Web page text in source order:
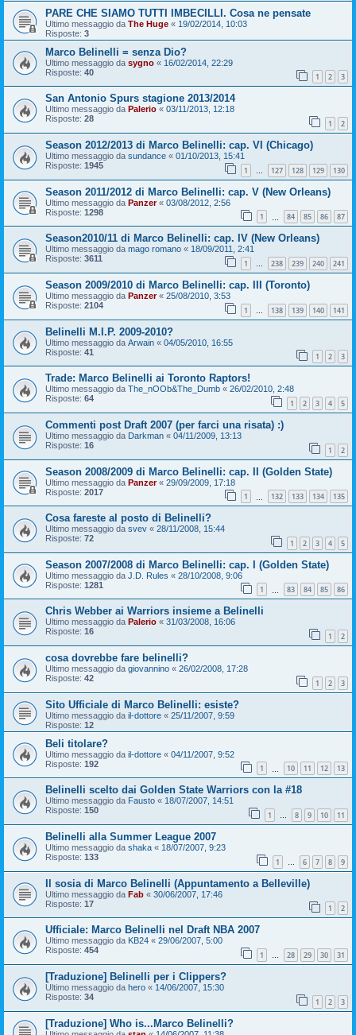
PARE CHE SIAMO TUTTI IMBECILLI. Cosa ne pensate
Ultimo messaggio da The Huge « 19/02/2014, 10:03
Risposte: 3
Marco Belinelli = senza Dio?
Ultimo messaggio da sygno « 16/02/2014, 22:29
Risposte: 40 1 2 3
San Antonio Spurs stagione 2013/2014
Ultimo messaggio da Palerio « 03/11/2013, 12:18
Risposte: 28 1 2
Season 2012/2013 di Marco Belinelli: cap. VI (Chicago)
Ultimo messaggio da sundance « 01/10/2013, 15:41
Risposte: 1945 1 … 127 128 129 130
Season 2011/2012 di Marco Belinelli: cap. V (New Orleans)
Ultimo messaggio da Panzer« 03/08/2012, 2:56
Risposte: 1298 1 84 85 86 87
Season2010/11 di Marco Belinelli: cap. IV (New Orleans)
Ultimo messaggio da mago romano « 18/09/2011, 2:41
Risposte: 3611 1 … 238 239 240 241
Season 2009/2010 di Marco Belinelli: cap. III (Toronto)
Ultimo messaggio da Panzer« 25/08/2010, 3:53
Risposte: 2104 1 … 138 139 140 141
Belinelli M.I.P. 2009-2010?
Ultimo messaggio da Arwain « 04/05/2010, 16:55
Risposte: 41 1 2 3
Trade: Marco Belinelli ai Toronto Raptors!
Ultimo messaggio da The_nOOb&The_Dumb « 26/02/2010, 2:48
Risposte: 64 1 2 3 4 5
Commenti post Draft 2007 (per farci una risata) :)
Ultimo messaggio da Darkman « 04/11/2009, 13:13
Risposte: 16 1 2
Season 2008/2009 di Marco Belinelli: cap. II (Golden State)
Ultimo messaggio da Panzer« 29/09/2009, 17:18
Risposte: 2017 1 132 133 134 135
Cosa fareste al posto di Belinelli?
Ultimo messaggio da svev « 28/11/2008, 15:44
Risposte: 72 1 2 3 4 5
Season 2007/2008 di Marco Belinelli: cap. I (Golden State)
Ultimo messaggio da J.D. Rules « 28/10/2008, 9:06
Risposte: 1281 1 83 84 85 86
Chris Webber ai Warriors insieme a Belinelli
Ultimo messaggio da Palerio « 31/03/2008, 16:06
Risposte: 16 1 2
cosa dovrebbe fare belinelli?
Ultimo messaggio da giovannino « 26/02/2008, 17:28
Risposte: 42 1 2 3
Sito Ufficiale di Marco Belinelli: esiste?
Ultimo messaggio da il-dottore « 25/11/2007, 9:59
Risposte: 12
Beli titolare?
Ultimo messaggio da il-dottore « 04/11/2007, 9:52
Risposte: 192 1 10 11 12 13
Belinelli scelto dai Golden State Warriors con la #18
Ultimo messaggio da Fausto « 18/07/2007, 14:51
Risposte: 150 1 … 8 9 10 11
Belinelli alla Summer League 2007
Ultimo messaggio da shaka « 18/07/2007, 9:23
Risposte: 133 1 … 6 7 8 9
Il sosia di Marco Belinelli (Appuntamento a Belleville)
Ultimo messaggio da Fab « 30/06/2007, 17:46
Risposte: 17 1 2
Ufficiale: Marco Belinelli nel Draft NBA 2007
Ultimo messaggio da KB24 « 29/06/2007, 5:00
Risposte: 454 1 … 28 29 30 31
[Traduzione] Belinelli per i Clippers?
Ultimo messaggio da hero « 14/06/2007, 15:30
Risposte: 34 1 2 3
[Traduzione] Who is...Marco Belinelli?